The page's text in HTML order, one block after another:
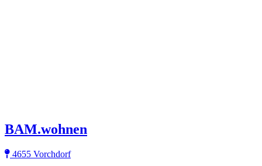
BAM.wohnen
4655 Vorchdorf